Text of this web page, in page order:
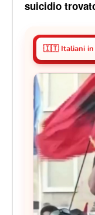
suicidio
🇮🇹 Italiani in